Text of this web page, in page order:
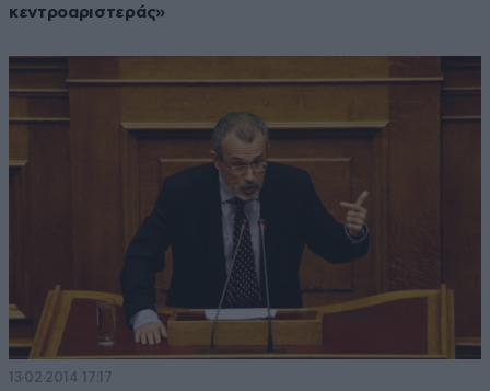
κεντροαριστεράς»
13·02·2014 17:17